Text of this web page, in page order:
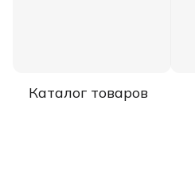
Каталог товаров